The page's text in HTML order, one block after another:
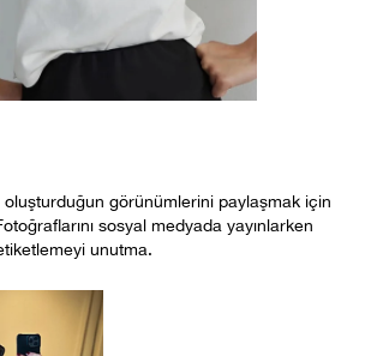
görünümlerini paylaşmak için
sosyal medyada yayınlarken
unutma.